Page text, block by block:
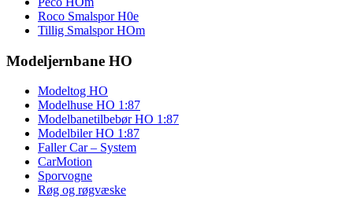
Roco Smalspor H0e
Tillig Smalspor HOm
Modeljernbane HO
Modeltog HO
Modelhuse HO 1:87
Modelbanetilbebør HO 1:87
Modelbiler HO 1:87
Faller Car – System
CarMotion
Sporvogne
Røg og røgvæske